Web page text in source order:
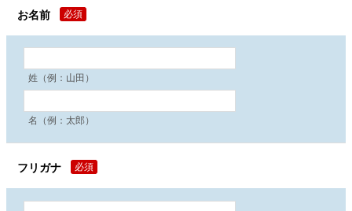
お名前 必須
姓（例：山田）
名（例：太郎）
フリガナ 必須